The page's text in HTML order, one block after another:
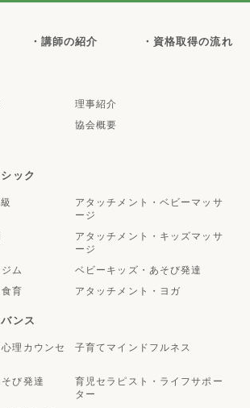
・講師の紹介 ・資格取得の流れ
理事紹介
協会概要
ック
アタッチメント・ベビーマッサ
ージ
アタッチメント・キッズマッサ
ージ
ム
ベビーキッズ・あそび発達
育
アタッチメント・ヨガ
ンス
理カウンセ
子育てマインドフルネス
び発達
育児セラピスト・ライフサポー
ター